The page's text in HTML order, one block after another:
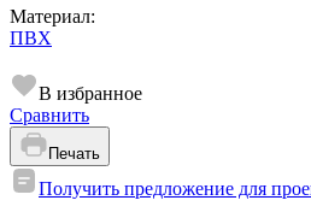
Материал:
ПВХ
В избранное
Сравнить
Печать
Получить предложение для